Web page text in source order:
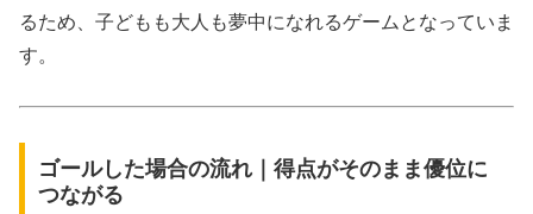
るため、子どもも大人も夢中になれるゲームとなっていま
す。
ゴールした場合の流れ｜得点がそのまま優位に
つながる